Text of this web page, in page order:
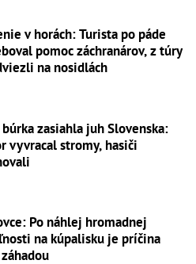
v horách: Turista po páde
pomoc záchranárov, z túry
na nosidlách
zasiahla juh Slovenska:
vyvracal stromy, hasiči
Po náhlej hromadnej
na kúpalisku je príčina